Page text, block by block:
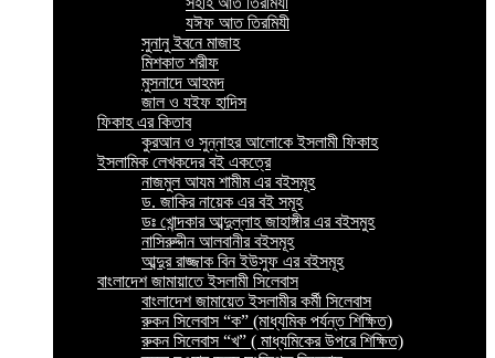
যঈফ আত তিরমিযী
সুনানু ইবনে মাজাহ
মিশকাত শরীফ
মুসনাদে আহমদ
জাল ও যইফ হাদিস
ফিকাহ এর কিতাব
কুরআন ও সুন্নাহর আলোকে ইসলামী ফিকাহ
ইসলামিক লেখকদের বই একত্রে
নাজমুল আযম শামীম এর বইসমূহ
ড. জাকির নায়েক এর বই সমূহ
ডঃ খোন্দকার আব্দুল্লাহ জাহাঙ্গীর এর বইসমুহ
নাসিরুদ্দীন আলবানীর বইসমূহ
আব্দুর রাজ্জাক বিন ইউসুফ এর বইসমূহ
বাংলাদেশ জামায়াতে ইসলামী সিলেবাস
বাংলাদেশ জামায়েত ইসলামীর কর্মী সিলেবাস
রুকন সিলেবাস “ক” (মাধ্যমিক পর্যন্ত শিক্ষিত)
রুকন সিলেবাস “খ” ( মাধ্যমিকের উপরে শিক্ষিত)